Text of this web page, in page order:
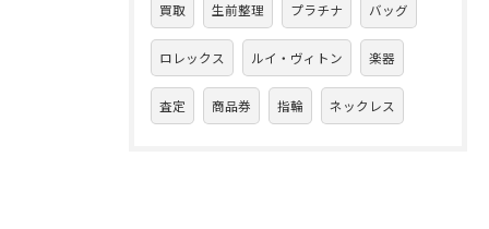
買取 生前整理 プラチナ バッグ
ロレックス ルイ・ヴィトン 楽器
査定 商品券 指輪 ネックレス